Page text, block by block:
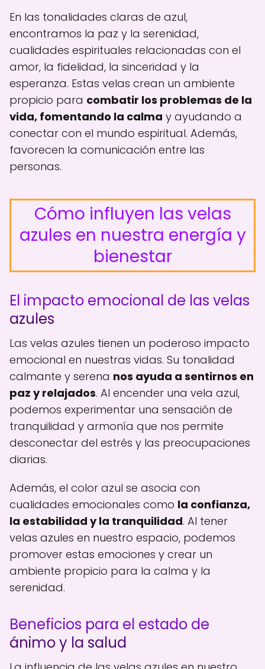
En las tonalidades claras de azul,
encontramos la paz y la serenidad,
cualidades espirituales relacionadas con el
amor, la fidelidad, la sinceridad y la
esperanza. Estas velas crean un ambiente
propicio para combatir los problemas de la
vida, fomentando la calma y ayudando a
conectar con el mundo espiritual. Además,
favorecen la comunicación entre las
personas.
Cómo influyen las velas
azules en nuestra energía y
bienestar
El impacto emocional de las velas
azules
Las velas azules tienen un poderoso impacto
emocional en nuestras vidas. Su tonalidad
calmante y serena nos ayuda a sentirnos en
paz y relajados. Al encender una vela azul,
podemos experimentar una sensación de
tranquilidad y armonía que nos permite
desconectar del estrés y las preocupaciones
diarias.
Además, el color azul se asocia con
cualidades emocionales como la confianza,
la estabilidad y la tranquilidad. Al tener
velas azules en nuestro espacio, podemos
promover estas emociones y crear un
ambiente propicio para la calma y la
serenidad.
Beneficios para el estado de
ánimo y la salud